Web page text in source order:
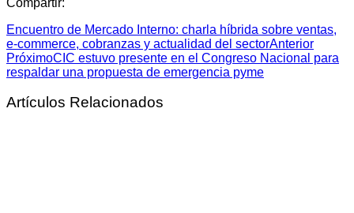
Encuentro de Mercado Interno: charla híbrida sobre ventas,
e-commerce, cobranzas y actualidad del sectorAnterior
PróximoCIC estuvo presente en el Congreso Nacional para
respaldar una propuesta de emergencia pyme
Artículos Relacionados